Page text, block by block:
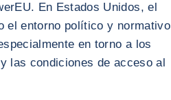
En Estados Unidos, el
el entorno político y normativo
en torno a los
las condiciones de acceso al